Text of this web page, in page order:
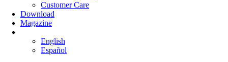
Customer Care
Download
Magazine
English
Español